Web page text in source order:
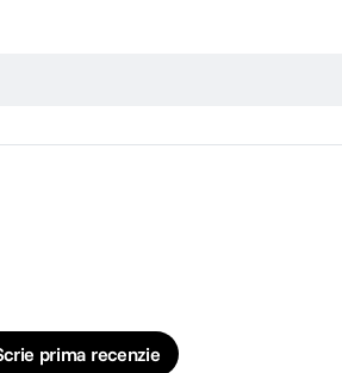
prima recenzie